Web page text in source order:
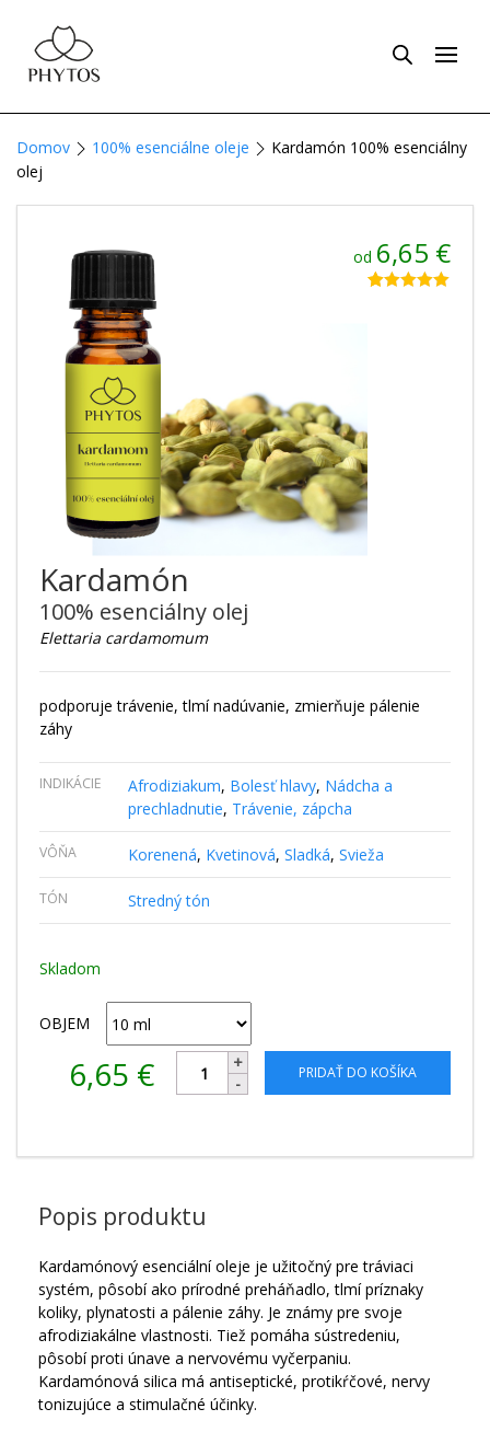
Domov 100% esenciálne oleje
Kardamón 100% esenciálny
olej
Kardamón
100% esenciálny olej
Elettaria cardamomum
podporuje trávenie, tlmí nadúvanie, zmierňuje pálenie
záhy
INDIKÁCIE Afrodiziakum, Bolesť hlavy, Nádcha a
prechladnutie, Trávenie, zápcha
VÔŇA Korenená, Kvetinová, Sladká, Svieža
TÓN Stredný tón
od 6,65 €
Skladom
OBJEM
6,65 € PRIDAŤ DO KOŠÍKA
Popis produktu
Kardamónový esenciální oleje je užitočný pre tráviaci
systém, pôsobí ako prírodné preháňadlo, tlmí príznaky
koliky, plynatosti a pálenie záhy. Je známy pre svoje
afrodiziakálne vlastnosti. Tiež pomáha sústredeniu,
pôsobí proti únave a nervovému vyčerpaniu.
Kardamónová silica má antiseptické, protikŕčové, nervy
tonizujúce a stimulačné účinky.